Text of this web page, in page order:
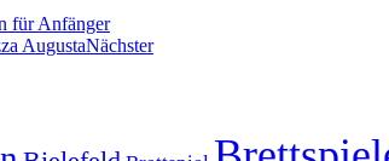
für Anfänger
AugustaNächster